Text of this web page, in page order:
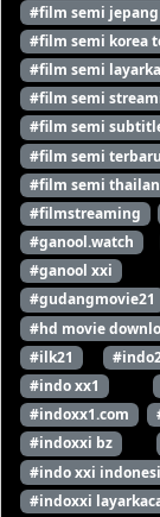
#film semi
#film semi korea
#film semi
#film semi
#film semi
#film semi terbaru
#film semi
#filmstreaming
#ganool.watch
#ganool xxi
#gudangmovie21
#hd movie
#ilk21
#indo xx1
#indoxx1.com
#indoxxi bz
#indo xxi
#indoxxi